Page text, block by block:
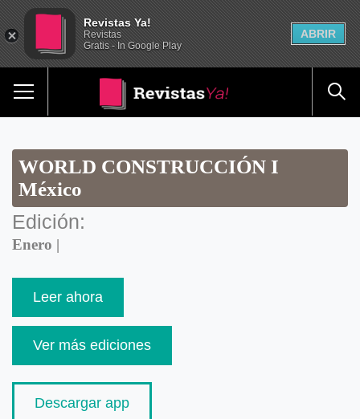
WORLD CONSTRUCCIÓN I
México
Edición:
Enero |
Leer ahora
Ver más ediciones
Descargar app
Revistas Ya!
Revistas
Gratis - In Google Play
ABRIR